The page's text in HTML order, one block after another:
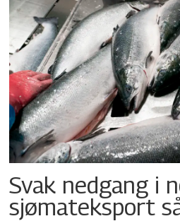
Svak nedgang i
sjømateksport